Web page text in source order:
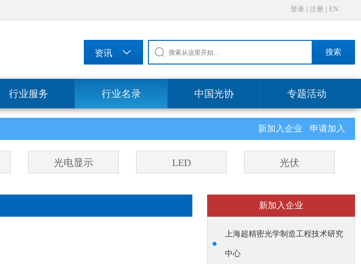
登录 注册 EN
搜索
行业服务 行业名录 中国光协 专题活动
新加入企业 申请加入
光电显示 LED 光伏
新加入企业
上海超精密光学制造工程技术研究
中心